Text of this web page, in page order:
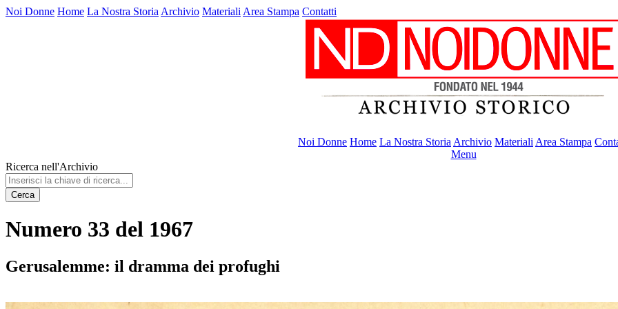
Noi Donne Home La Nostra Storia Archivio Materiali Area Stampa Contatti
Noi Donne Home La Nostra Storia Archivio Materiali Area Stampa
Menu
Ricerca nell'Archivio
Cerca
Numero 33 del 1967
Gerusalemme: il dramma dei profughi